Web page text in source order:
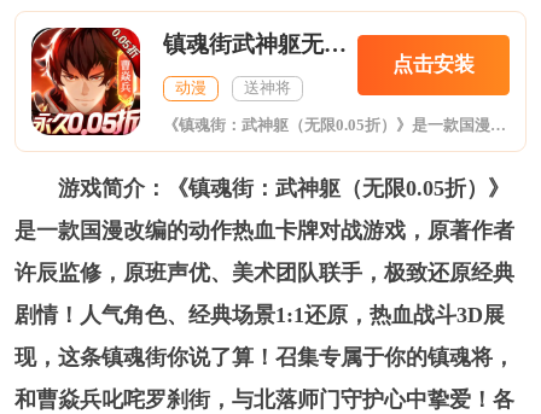
镇魂街武神躯无限0.05折
动漫 送神将
点击安装
《镇魂街：武神躯（无限0.05折）》是一款国漫改编的动作热血卡牌对战游戏，原著作者许辰监修，原班声优、美术团队联手，极致还原经典剧情！人气角色、经典场景1:1还原，热血战斗3D展现，这条镇魂街你说了算！召集专属于你的镇魂将，和曹焱兵叱咤罗刹街，与北落师门守护心中挚爱！各位镇魂将，觉醒你的武神躯，加入我们的队伍吧！这条街，你说了算！
游戏简介：《镇魂街：武神躯（无限0.05折）》
是一款国漫改编的动作热血卡牌对战游戏，原著作者
许辰监修，原班声优、美术团队联手，极致还原经典
剧情！人气角色、经典场景1:1还原，热血战斗3D展
现，这条镇魂街你说了算！召集专属于你的镇魂将，
和曹焱兵叱咤罗刹街，与北落师门守护心中挚爱！各